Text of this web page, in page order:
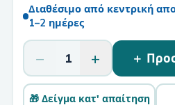
Διαθέσιμο από κεντρική
1–2 ημέρες
− 1 + ＋
🎁 Δείγμα κατ' απαίτηση